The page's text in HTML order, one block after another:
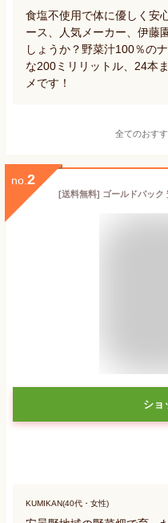
食塩不使用で体に優しく安
ース、人気メーカー、伊藤
しょうか？野菜汁100％の
な200ミリリットル、24本
メです！
全てのおす
no. 2
ショ
KUMIKAN(40代・女性)